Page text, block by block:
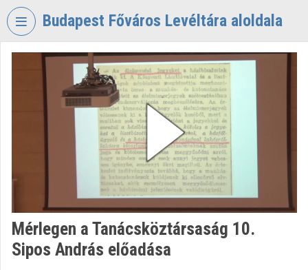
Fejléc kihagyása
Budapest Főváros Levéltára aloldala
VIDEOTORIUM
BUDAPEST
Intézményi kezdőlap
Kategóriák
Mérlegen a Tanácsköztársaság 10.
Sipos András előadása